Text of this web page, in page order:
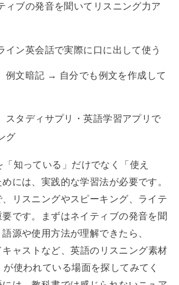
ィブの発音を聞いてリスニング力ア
イン英会話で実際に口に出して使う
例文暗記 → 自分でも例文を作成して
スタディサプリ・英語学習アプリで
グ
「知っている」だけでなく「使え
には、実践的な学習法が必要です。
リスニングやスピーキング、ライテ
です。まずはネイティブの発音を聞
源や使用方法が理解できたら、
ャストなど、英語のリスニング素材
使われている場面を探してみてく